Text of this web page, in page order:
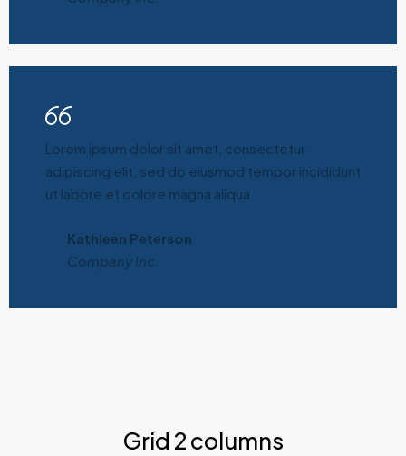
Lorem ipsum dolor sit amet, consectetur
adipiscing elit, sed do eiusmod tempor incididunt
ut labore et dolore magna aliqua.
Kathleen Peterson
Company Inc.
Grid 2 columns